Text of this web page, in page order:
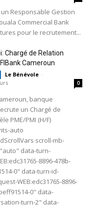
Responsable Gestion
Commercial Bank
pour le recrutement...
Chargé de Relation
Cameroun
Le Bénévole -
0
banque
un Chargé de
PME/PMI (H/F)
auto
scroll-mb-
data-turn-
8896-478b-
0" data-turn-id-
WEB:edc31765-8896-
0" data-
turn-2" data-